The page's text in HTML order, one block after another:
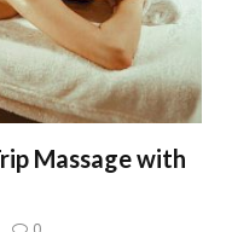
Massage with